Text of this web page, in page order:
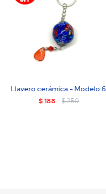
Llavero cerámica - Modelo 6
$ 188 $250